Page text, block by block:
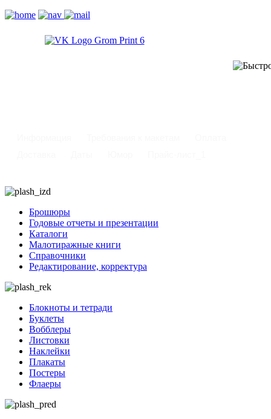
Брошюры
Годовые отчеты и презентации
Каталоги
Малотиражные книги
Справочники
Редактирование, корректура
Блокноты и тетради
Буклеты
Вобблеры
Листовки
Наклейки
Плакаты
Постеры
Флаеры